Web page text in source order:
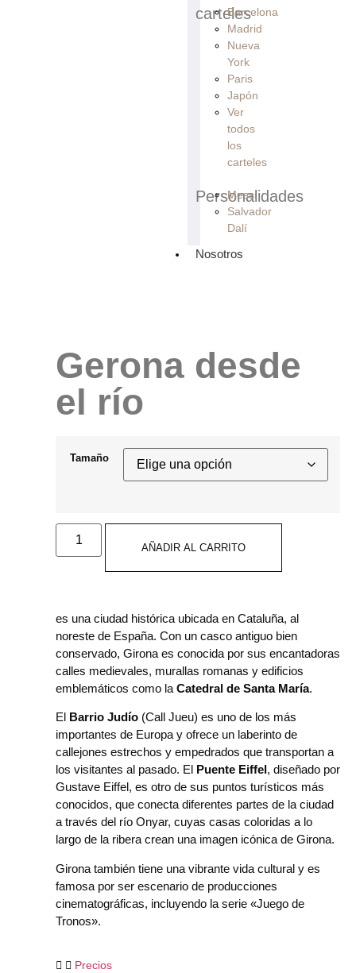
cartelesBarcelona
Madrid
Nueva
York
Paris
Japón
Ver
todos
los
carteles
Personalidades
Messi
Salvador
Dalí
Nosotros
Gerona desde
el río
Tamaño
AÑADIR AL CARRITO
es una ciudad histórica ubicada en Cataluña, al
noreste de España. Con un casco antiguo bien
conservado, Girona es conocida por sus encantadoras
calles medievales, murallas romanas y edificios
emblemáticos como la Catedral de Santa María.
El Barrio Judío (Call Jueu) es uno de los más
importantes de Europa y ofrece un laberinto de
callejones estrechos y empedrados que transportan a
los visitantes al pasado. El Puente Eiffel, diseñado por
Gustave Eiffel, es otro de sus puntos turísticos más
conocidos, que conecta diferentes partes de la ciudad
a través del río Onyar, cuyas casas coloridas a lo
largo de la ribera crean una imagen icónica de Girona.
Girona también tiene una vibrante vida cultural y es
famosa por ser escenario de producciones
cinematográficas, incluyendo la serie «Juego de
Tronos».
Precios